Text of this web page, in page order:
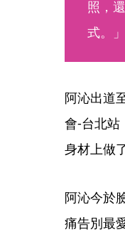
照，
式。」
阿沁出道
會-台北站
身材上做
阿沁今於
痛告別最